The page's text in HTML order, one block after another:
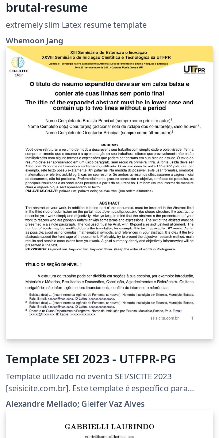
brutal-resume
extremely slim Latex resume template
Whemoon Jang
Template SEI 2023 - UTFPR-PG
Template utilizado no evento SEI/SICITE 2023
[seisicite.com.br]. Este template é específico para
submissão de trabalhos do SEI.
Alexandre Mellado; Gleifer Vaz Alves